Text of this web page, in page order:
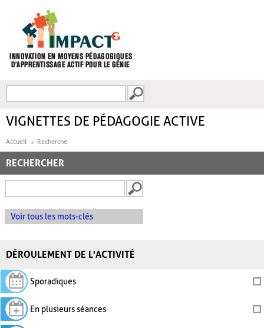
FORMULAIRE DE
VIGNETTES DE PÉDAGOGIE ACTIVE
Accueil Recherche
RECHERCHER
Voir tous les mots-clés
DÉROULEMENT DE L'ACTIVITÉ
Sporadiques
En plusieurs séances